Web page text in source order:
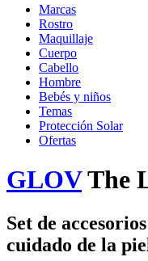
Marcas
Rostro
Maquillaje
Cuerpo
Cabello
Hombre
Bebés y niños
Temas
Protección Solar
Ofertas
GLOVThe
Set de
cuidado de la